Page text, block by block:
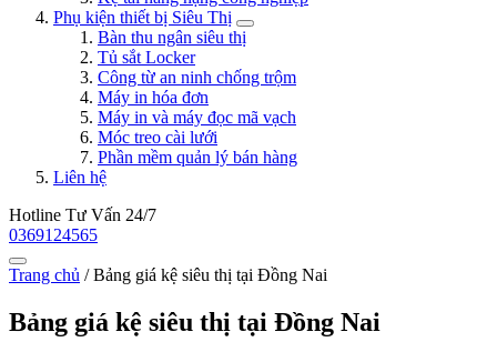
Phụ kiện thiết bị Siêu Thị
Bàn thu ngân siêu thị
Tủ sắt Locker
Công từ an ninh chống trộm
Máy in hóa đơn
Máy in và máy đọc mã vạch
Móc treo cài lưới
Phần mềm quản lý bán hàng
Liên hệ
Hotline Tư Vấn 24/7
0369124565
Trang chủ /Bảng giá kệ siêu thị tại Đồng Nai
Bảng giá kệ siêu thị tại Đồng Nai